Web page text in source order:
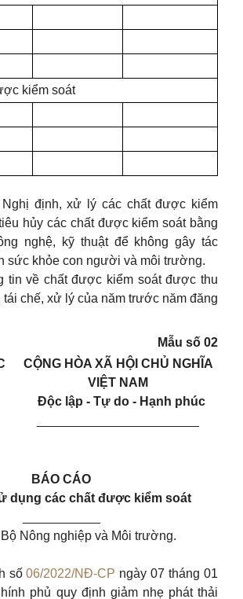
kiểm soát
định, xử lý các chất được kiểm
hủy các chất được kiểm soát bằng
nghệ, kỹ thuật để không gây tác
sức khỏe con người và môi trường.
tin về chất được kiểm soát được thu
tái chế, xử lý của năm trước năm đăng
Mẫu số 02
CỘNG HÒA XÃ HỘI CHỦ NGHĨA
VIỆT NAM
Độc lập - Tự do - Hạnh phúc
BÁO CÁO
dụng các chất được kiểm soát
Nông nghiệp và Môi trường.
số06/2022/NĐ-CP ngày 07 tháng 01
phủ quy định giảm nhẹ phát thải